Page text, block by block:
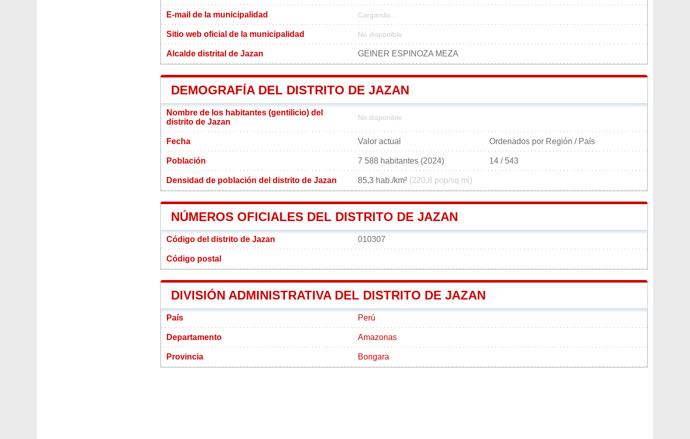
E-mail de la municipalidad Cargando...
Sitio web oficial de la municipalidad No disponible
Alcalde distrital de Jazan GEINER ESPINOZA MEZA
DEMOGRAFÍA DEL DISTRITO DE JAZAN
Nombre de los habitantes (gentilicio) del
distrito de Jazan
No disponible
Fecha Valor actual Ordenados por Región / País
Población 7 588 habitantes (2024) 14 / 543
Densidad de población del distrito de Jazan 85,3 hab./km² (220,8 pop/sq mi)
NÚMEROS OFICIALES DEL DISTRITO DE JAZAN
Código del distrito de Jazan 010307
Código postal
DIVISIÓN ADMINISTRATIVA DEL DISTRITO DE JAZAN
País Perú
Departamento Amazonas
Provincia Bongara